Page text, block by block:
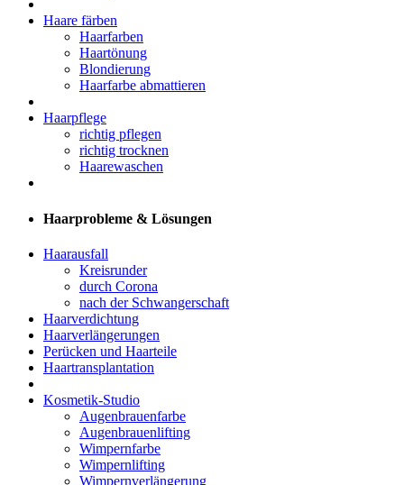
Haare färben
Haarfarben
Haartönung
Blondierung
Haarfarbe abmattieren
Haarpflege
richtig pflegen
richtig trocknen
Haarewaschen
Haarprobleme & Lösungen
Haarausfall
Kreisrunder
durch Corona
nach der Schwangerschaft
Haarverdichtung
Haarverlängerungen
Perücken und Haarteile
Haartransplantation
Kosmetik-Studio
Augenbrauenfarbe
Augenbrauenlifting
Wimpernfarbe
Wimpernlifting
Wimpernverlängerung